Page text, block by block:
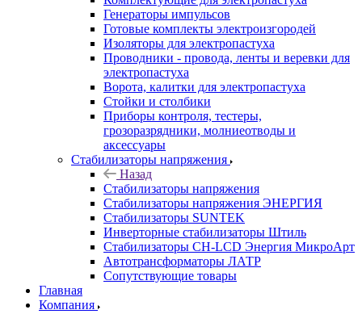
Генераторы импульсов
Готовые комплекты электроизгородей
Изоляторы для электропастуха
Проводники - провода, ленты и веревки для
электропастуха
Ворота, калитки для электропастуха
Стойки и столбики
Приборы контроля, тестеры,
грозоразрядники, молниеотводы и
аксессуары
Стабилизаторы напряжения
Назад
Стабилизаторы напряжения
Стабилизаторы напряжения ЭНЕРГИЯ
Стабилизаторы SUNTEK
Инверторные стабилизаторы Штиль
Стабилизаторы СН-LCD Энepгия МикроАрт
Автотрансформаторы ЛАТР
Сопутствующие товары
Главная
Компания